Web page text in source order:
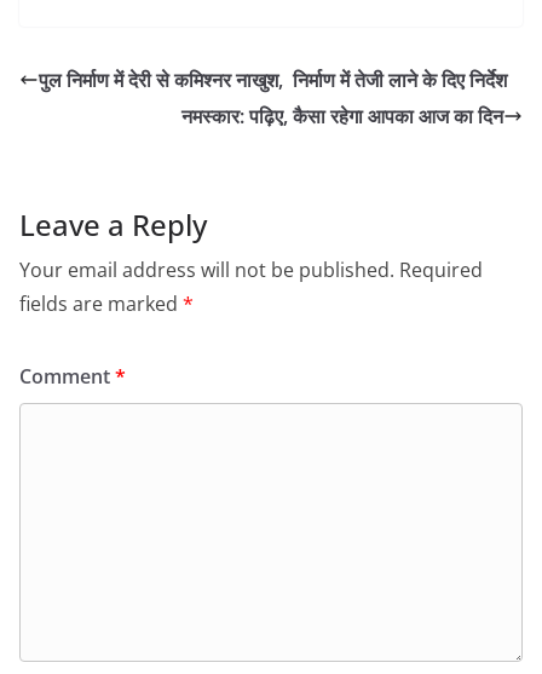
पुल निर्माण में देरी से कमिश्नर नाखुश, निर्माण में तेजी लाने के दिए निर्देश
नमस्कार: पढ़िए, कैसा रहेगा आपका आज का दिन
Leave a Reply
Your email address will not be published. Required
fields are marked *
Comment*